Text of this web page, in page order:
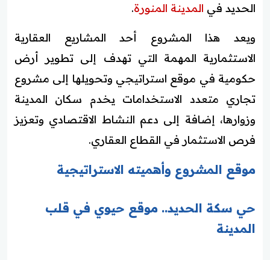
الحديد في المدينة المنورة.
ويعد هذا المشروع أحد المشاريع العقارية
الاستثمارية المهمة التي تهدف إلى تطوير أرض
حكومية في موقع استراتيجي وتحويلها إلى مشروع
تجاري متعدد الاستخدامات يخدم سكان المدينة
وزوارها، إضافة إلى دعم النشاط الاقتصادي وتعزيز
فرص الاستثمار في القطاع العقاري.
موقع المشروع وأهميته الاستراتيجية
حي سكة الحديد.. موقع حيوي في قلب
المدينة